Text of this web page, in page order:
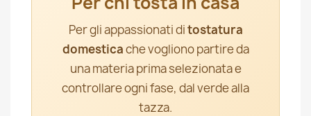
Per gli appassionati ditostatura
domesticache vogliono partire da
una materia prima selezionata e
controllare ogni fase, dal verde alla
tazza.